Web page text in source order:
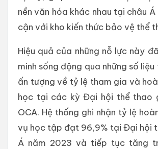
nền văn hóa khác nhau tại châu
cận với kho kiến thức bảo vệ thể
Hiệu quả của những nỗ lực này
minh sống động qua những số
ấn tượng về tỷ lệ tham gia và
học tại các kỳ Đại hội thể thao
OCA. Hệ thống ghi nhận tỷ lệ
vụ học tập đạt 96,9% tại Đại hội
Á năm 2023 và tiếp tục tăng